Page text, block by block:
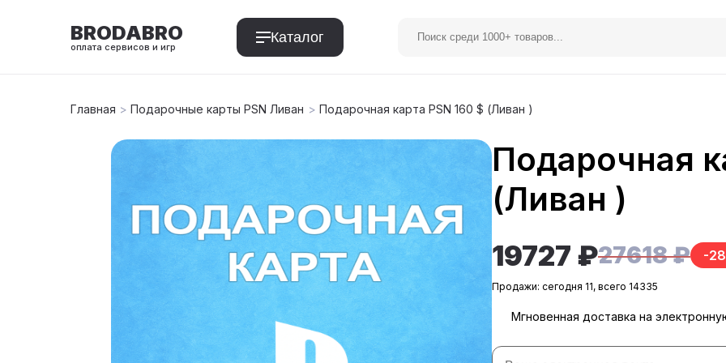
BRODABRO
оплата сервисов и игр
Каталог
Telegram Premium
Главная > Подарочные карты PSN Ливан > Подарочная карта PSN 160 $ (Ливан )
Подарочная
(Ливан )
19727 ₽27618 ₽ -
Продажи: сегодня 11, всего 14335
Мгновенная доставка на